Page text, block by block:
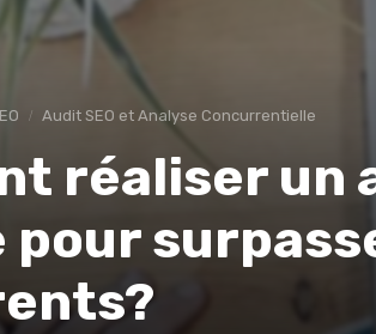
Audit SEO et Analyse Concurrentielle
réaliser un